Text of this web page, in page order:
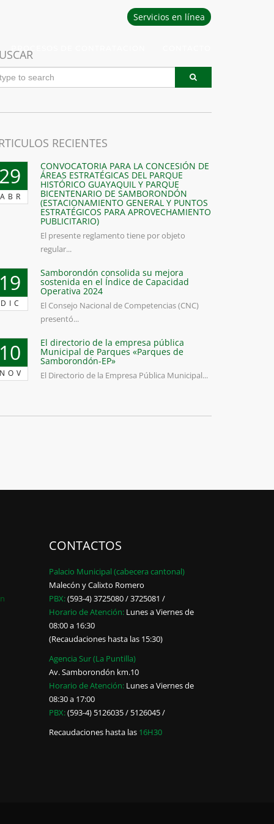
Servicios en línea
RECIENTES
29
ABR
CONVOCATORIA PARA LA CONCESIÓN DE
ÁREAS ESTRATÉGICAS DEL PARQUE
HISTÓRICO GUAYAQUIL Y PARQUE
BICENTENARIO DE SAMBORONDÓN
(ESTACIONAMIENTO GENERAL Y PUNTOS
ESTRATÉGICOS PARA APROVECHAMIENTO
PUBLICITARIO)
El presente reglamento tiene por objeto
regular...
19
DIC
Samborondón consolida su mejora
sostenida en el Índice de Capacidad
Operativa 2024
El Consejo Nacional de Competencias (CNC)
presentó...
10
NOV
El directorio de la empresa pública
Municipal de Parques «Parques de
Samborondón-EP»
El Directorio de la Empresa Pública Municipal...
CONTACTOS
Palacio Municipal (cabecera cantonal)
Malecón y Calixto Romero
PBX:(593-4) 3725080 / 3725081 /
Horario de Atención:Lunes a Viernes de
08:00 a 16:30
(Recaudaciones hasta las 15:30)
Agencia Sur (La Puntilla)
Av. Samborondón km.10
Horario de Atención:Lunes a Viernes de
08:30 a 17:00
PBX:(593-4) 5126035 / 5126045 /
Recaudaciones hasta las 16H30